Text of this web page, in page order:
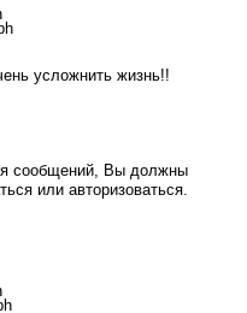
усложнить жизнь!!
сообщений, Вы должны
или авторизоваться.